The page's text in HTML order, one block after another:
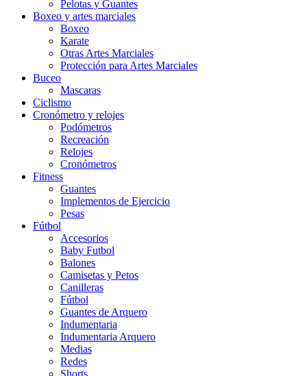
Pelotas y Guantes
Boxeo y artes marciales
Boxeo
Karate
Otras Artes Marciales
Protección para Artes Marciales
Buceo
Mascaras
Ciclismo
Cronómetro y relojes
Podómetros
Recreación
Relojes
Cronómetros
Fitness
Guantes
Implementos de Ejercicio
Pesas
Fútbol
Accesorios
Baby Futbol
Balones
Camisetas y Petos
Canilleras
Fútbol
Guantes de Arquero
Indumentaria
Indumentaria Arquero
Medias
Redes
Shorts